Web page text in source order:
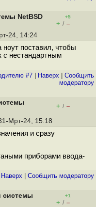
NetBSD
+5
+ / –
24, 14:24
ноут поставил, чтобы
с нестандартным
#7 Наверх
Cообщить
модератору
+ / –
Мрт-24, 15:18
и сразу
приборами ввода-
Наверх Cообщить модератору
системы
+1
+ / –